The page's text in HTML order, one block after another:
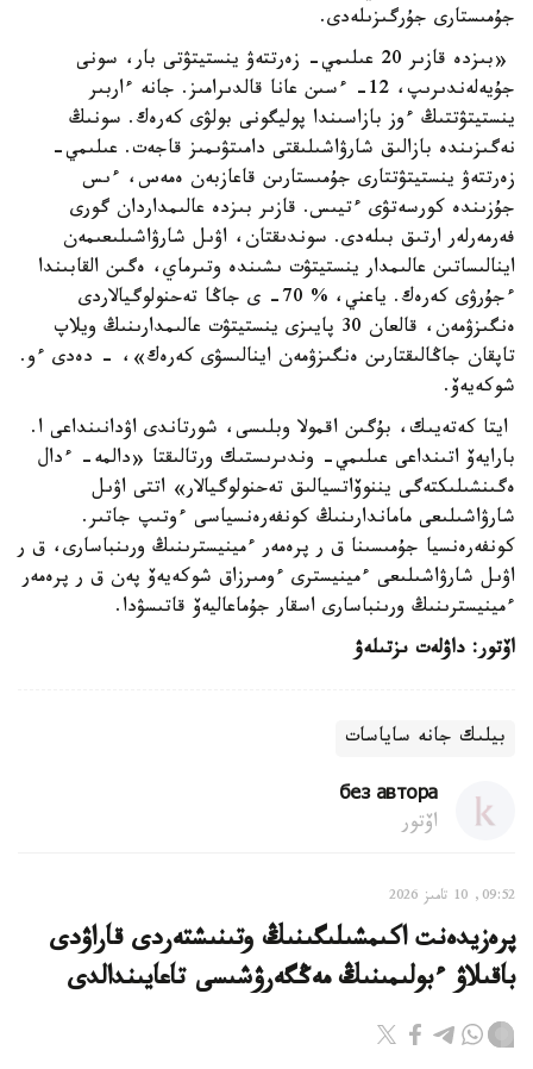
جۇمىستارى جۇرگىزىلەدى.
«بىزدە قازىر 20 عىلىمي- زەرتتەۋ ينستيتۋتى بار، سونى
جۇيەلەندىرىپ، 12- ءسىن عانا قالدىرامىز. جانە ءاربىر
ينستيتۋتتىڭ ءوز بازاسىندا پوليگونى بولۋى كەرەك. سونىڭ
نەگىزىندە بازالىق شارۋاشىلىقتى دامىتۋىمىز قاجەت. عىلىمي-
زەرتتەۋ ينستيتۋتتارى جۇمىستارىن قاعازبەن ەمەس، ءىس
جۇزىندە كورسەتۋى ءتيىس. قازىر بىزدە عالىمداردان گورى
فەرمەرلەر ارتىق بىلەدى. سوندىقتان، اۋىل شارۋاشىلىعىمەن
اينالىساتىن عالىمدار ينستيتۋت ىشىندە وتىرماي، ەگىن القابىندا
ءجۇرۋى كەرەك. ياعني، % 70- ى جاڭا تەحنولوگيالاردى
ەنگىزۋمەن، قالعان 30 پايىزى ينستيتۋت عالىمدارىنىڭ ويلاپ
تاپقان جاڭالىقتارىن ەنگىزۋمەن اينالىسۋى كەرەك»، - دەدى ءو.
شوكەيەۆ.
ايتا كەتەيىك، بۇگىن اقمولا وبلىسى، شورتاندى اۋدانىنداعى ا.
بارايەۆ اتىنداعى عىلىمي- وندىرىستىك ورتالىقتا «دالمە- ءدال
ەگىنشىلىكتەگى يننوۆاتسيالىق تەحنولوگيالار» اتتى اۋىل
شارۋاشىلىعى ماماندارىنىڭ كونفەرەنسياسى ءوتىپ جاتىر.
كونفەرەنسيا جۇمىسىنا ق ر پرەمەر ءمينيسترىنىڭ ورىنباسارى، ق ر
اۋىل شارۋاشىلىعى ءمينيسترى ءومىرزاق شوكەيەۆ پەن ق ر پرەمەر
ءمينيسترىنىڭ ورىنباسارى اسقار جۇماعاليەۆ قاتىسۋدا.
اۆتور: داۋلەت ىزتىلەۋ
بيلىك جانە ساياسات
без автора
اۆتور
09:52, 10 تامىز 2026
پرەزيدەنت اكىمشىلىگىنىڭ وتىنىشتەردى قاراۋدى
باقىلاۋ ءبولىمىنىڭ مەڭگەرۋشىسى تاعايىندالدى